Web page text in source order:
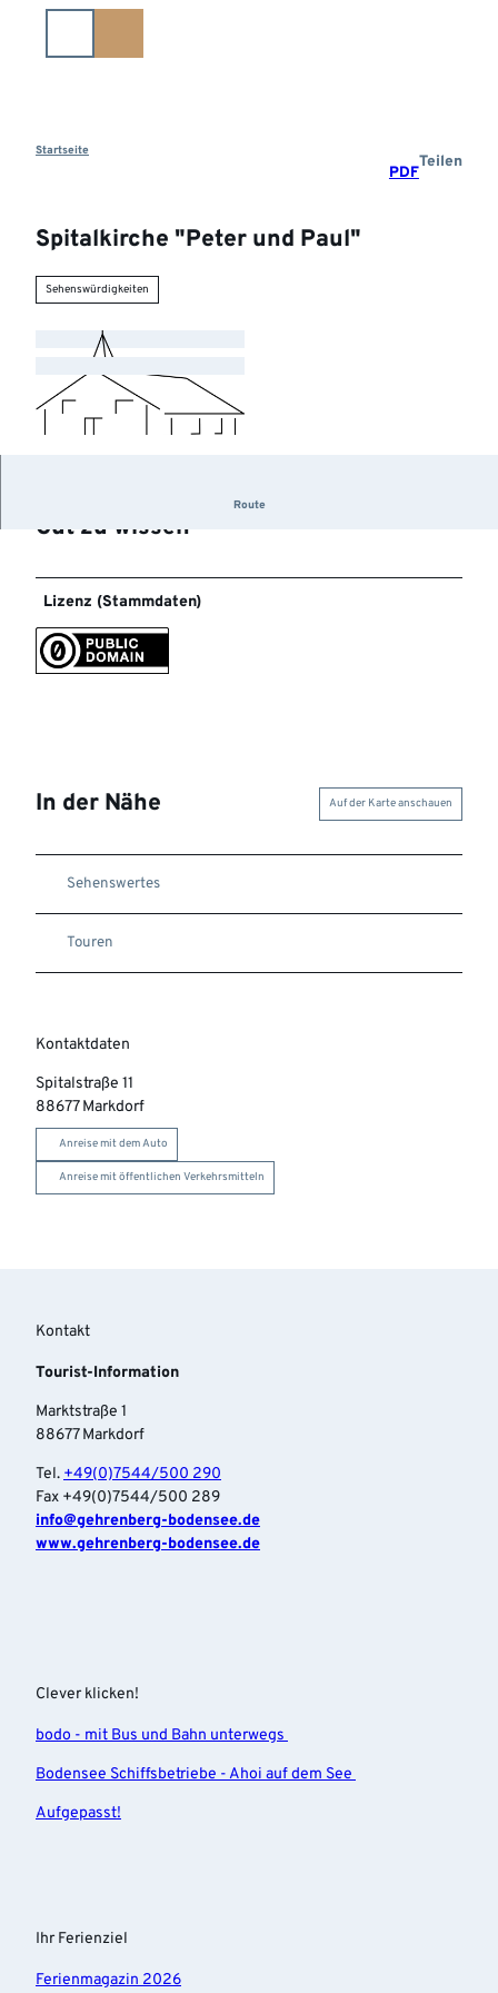
Startseite
PDF
Teilen
Spitalkirche "Peter und Paul"
Sehenswürdigkeiten
Route
Gut zu wissen
Lizenz (Stammdaten)
In der Nähe Auf der Karte anschauen
Sehenswertes
Touren
Kontaktdaten
Spitalstraße 11
88677Markdorf
Anreise mit dem Auto
Anreise mit öffentlichen Verkehrsmitteln
Kontakt
Tourist-Information
Marktstraße 1
88677 Markdorf
Tel. +49(0)7544/500 290
Fax +49(0)7544/500 289
info‎@gehrenberg-bodensee.de
www.gehrenberg-bodensee.de
Clever klicken!
bodo - mit Bus und Bahn unterwegs
Bodensee Schiffsbetriebe - Ahoi auf dem See
Aufgepasst!
Ihr Ferienziel
Ferienmagazin 2026